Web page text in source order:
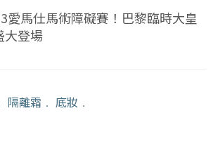
愛馬仕馬術障礙賽！巴黎臨時大皇
大登場
隔離霜 ﹒ 底妝 ﹒